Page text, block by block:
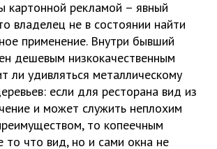
картонной рекламой – явный
владелец не в состоянии найти
применение. Внутри бывший
дешевым низкокачественным
ли удивляться металлическому
если для ресторана вид из
и может служить неплохим
то копеечным
то что вид, но и сами окна не